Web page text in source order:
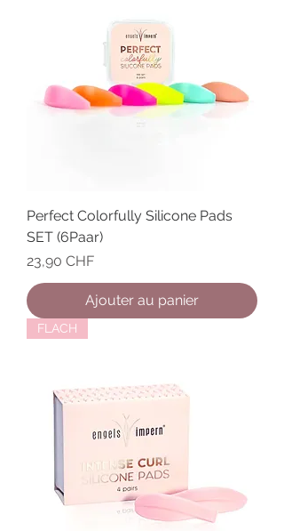
Perfect Colorfully Silicone Pads
SET (6Paar)
Prix
23,90 CHF
Ajouter au panier
FLACH